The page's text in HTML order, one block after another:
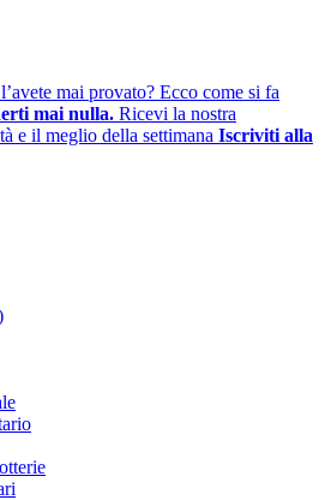
mai provato? Ecco come si fa
mai nulla. Ricevi la nostra
e il meglio della settimana Iscriviti alla